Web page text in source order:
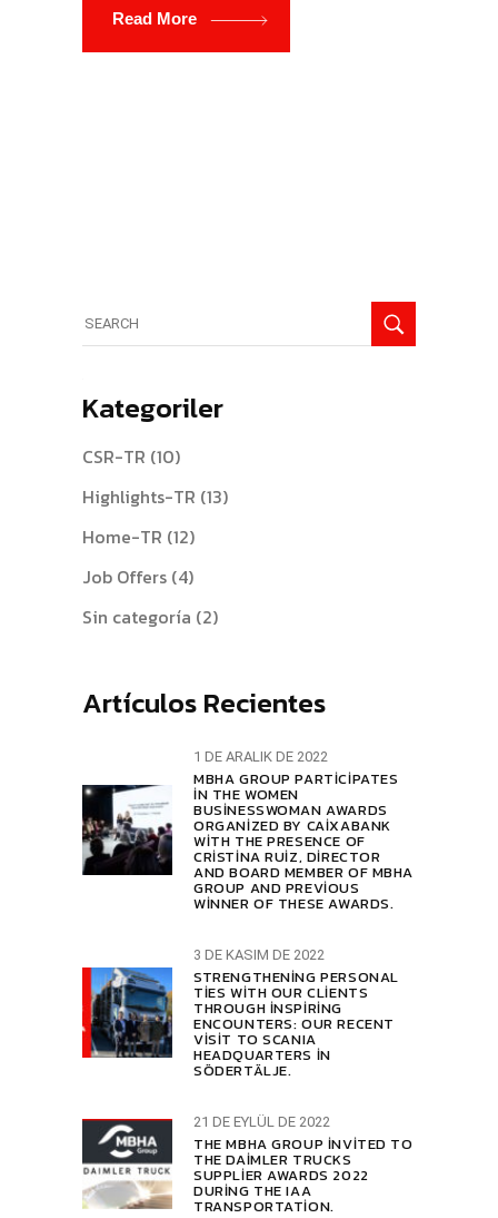
Read More
for:
Kategoriler
CSR-TR (10)
Highlights-TR (13)
Home-TR (12)
Job Offers (4)
Sin categoría (2)
Artículos Recientes
1 DE ARALIK DE 2022
MBHA GROUP PARTICIPATES
IN THE WOMEN
BUSINESSWOMAN AWARDS
ORGANIZED BY CAIXABANK
WITH THE PRESENCE OF
CRISTINA RUIZ, DIRECTOR
AND BOARD MEMBER OF MBHA
GROUP AND PREVIOUS
WINNER OF THESE AWARDS.
3 DE KASIM DE 2022
STRENGTHENING PERSONAL
TIES WITH OUR CLIENTS
THROUGH INSPIRING
ENCOUNTERS: OUR RECENT
VISIT TO SCANIA
HEADQUARTERS IN
SÖDERTÄLJE.
21 DE EYLÜL DE 2022
THE MBHA GROUP INVITED TO
THE DAIMLER TRUCKS
SUPPLIER AWARDS 2022
DURING THE IAA
TRANSPORTATION.